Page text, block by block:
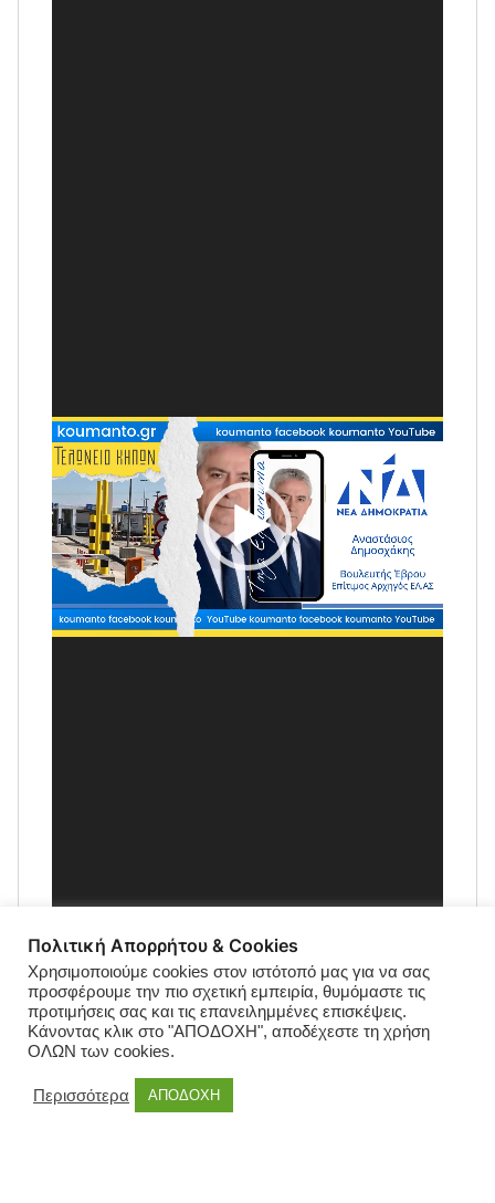
Πολιτική Απορρήτου & Cookies
Χρησιμοποιούμε cookies στον ιστότοπό μας για να σας
προσφέρουμε την πιο σχετική εμπειρία, θυμόμαστε τις
προτιμήσεις σας και τις επανειλημμένες επισκέψεις.
Κάνοντας κλικ στο "ΑΠΟΔΟΧΗ", αποδέχεστε τη χρήση
ΟΛΩΝ των cookies.
Περισσότερα ΑΠΟΔΟΧΗ